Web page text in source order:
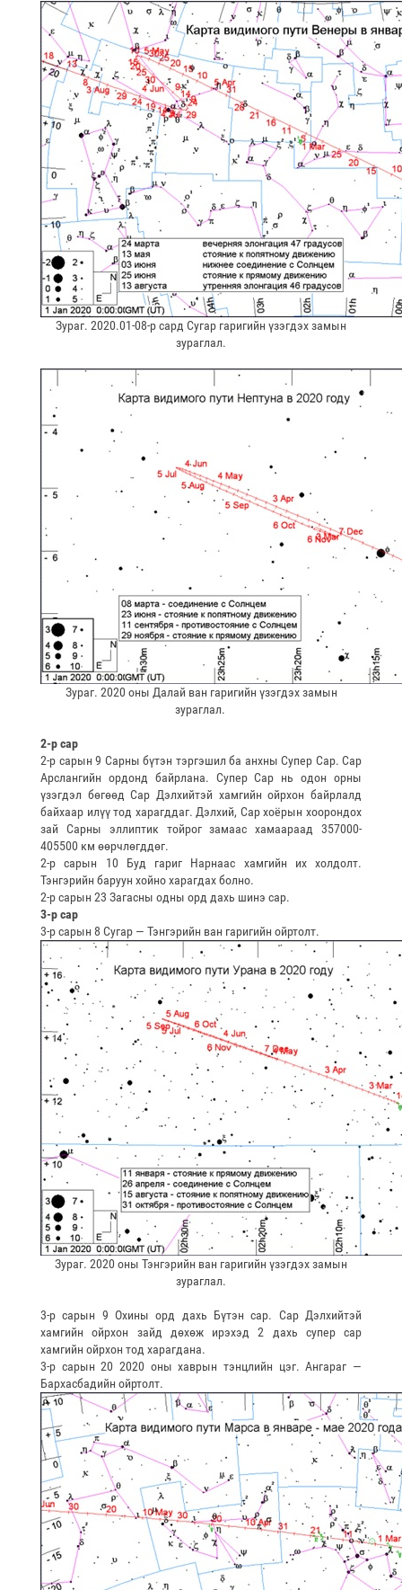
Зураг. 2020.01-08-р сард Сугар гаригийн үзэгдэх замын
зураглал.
Зураг. 2020 оны Далай ван гаригийн үзэгдэх замын
зураглал.
2-р сар
2-р сарын 9 Сарны бүтэн тэргэшил ба анхны Супер Сар. Сар
Арслангийн ордонд байрлана. Супер Сар нь одон орны
үзэгдэл бөгөөд Сар Дэлхийтэй хамгийн ойрхон байрлалд
байхаар илүү тод харагддаг. Дэлхий, Сар хоёрын хоорондох
зай Сарны эллиптик тойрог замаас хамаараад 357000-
405500 км өөрчлөгддөг.
2-р сарын 10 Буд гариг Нарнаас хамгийн их холдолт.
Тэнгэрийн баруун хойно харагдах болно.
2-р сарын 23 Загасны одны орд дахь шинэ сар.
3-р сар
3-р сарын 8 Сугар — Тэнгэрийн ван гаригийн ойртолт.
Зураг. 2020 оны Тэнгэрийн ван гаригийн үзэгдэх замын
зураглал.
3-р сарын 9 Охины орд дахь Бүтэн сар. Сар Дэлхийтэй
хамгийн ойрхон зайд дөхөж ирэхэд 2 дахь супер сар
хамгийн ойрхон тод харагдана.
3-р сарын 20 2020 оны хаврын тэнцлийн цэг. Ангараг —
Бархасбадийн ойртолт.